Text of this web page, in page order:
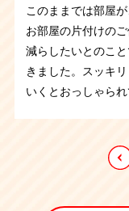
このままでは部屋
お部屋の片付けの
減らしたいとのこ
きました。スッキ
いくとおっしゃられ
生前整理に伴って
依頼いただきまし
を進めることがで
不用品回収と、必
ッフ3名でのお伺い
3LDKという広いお
用品の仕分けから
させていただきま
ることが出来まし
りました。
長年ご使用になっ
毯、テーブルなど
狭く、エレベータ
らは「作業が手早く
をいただきました。